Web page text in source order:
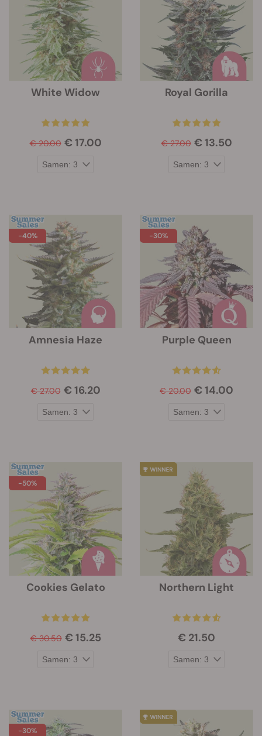
White Widow
€ 20.00 € 17.00
Royal Gorilla
€ 27.00 € 13.50
-40%
Amnesia Haze
€ 27.00 € 16.20
-30%
Purple Queen
€ 20.00 € 14.00
-50%
Cookies Gelato
€ 30.50 € 15.25
Northern Light
€ 21.50
-30%